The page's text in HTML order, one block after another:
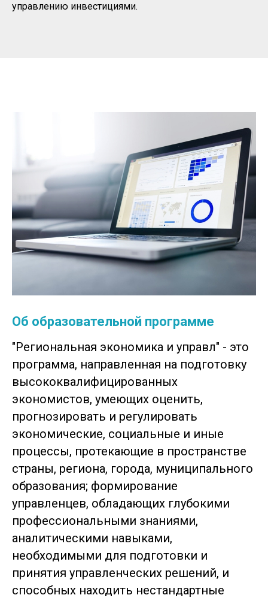
управлению инвестициями.
Об образовательной программе
"Региональная экономика и управл" - это
программа, направленная на подготовку
высококвалифицированных
экономистов, умеющих оценить,
прогнозировать и регулировать
экономические, социальные и иные
процессы, протекающие в пространстве
страны, региона, города, муниципального
образования; формирование
управленцев, обладающих глубокими
профессиональными знаниями,
аналитическими навыками,
необходимыми для подготовки и
принятия управленческих решений, и
способных находить нестандартные